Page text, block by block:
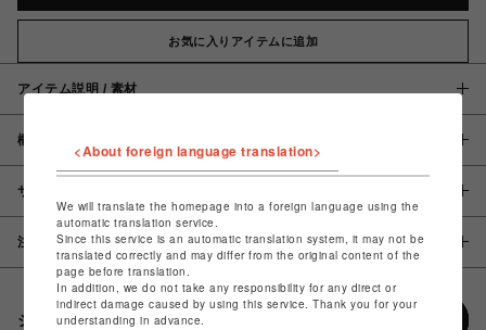
お気に入りアイテムに追加
アイテム説明 / 素材
概要
サイズ
注意事項
シェアする
<About foreign language translation>
We will translate the homepage into a foreign language using the
automatic translation service.
Since this service is an automatic translation system, it may not be
translated correctly and may differ from the original content of the
page before translation.
In addition, we do not take any responsibility for any direct or
indirect damage caused by using this service. Thank you for your
understanding in advance.